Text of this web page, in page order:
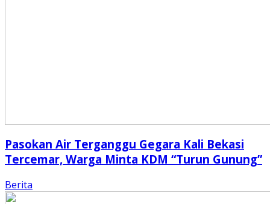
Pasokan Air Terganggu Gegara Kali Bekasi
Tercemar, Warga Minta KDM “Turun Gunung”
Berita